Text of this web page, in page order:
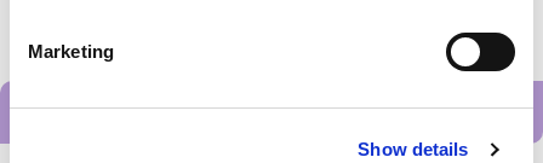
Marketing
Show details
Alle startups